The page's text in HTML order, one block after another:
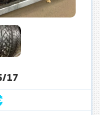
17